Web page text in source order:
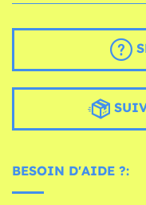
BESOIN D'AIDE ?: